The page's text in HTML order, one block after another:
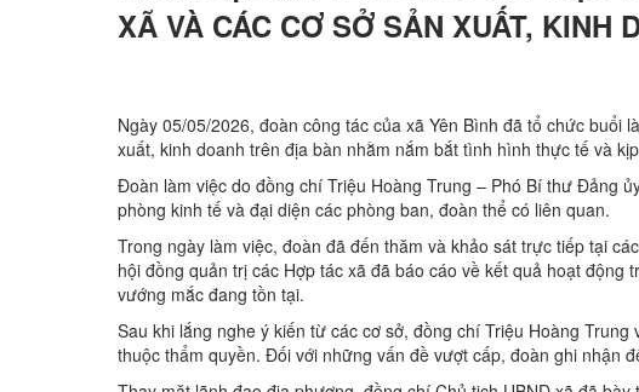
XÃ VÀ CÁC CƠ SỞ SẢN XUẤT, KINH
Ngày 05/05/2026, đoàn công tác của xã Yên Bình đã tổ chức buổi
xuất, kinh doanh trên địa bàn nhằm nắm bắt tình hình thực tế và
Đoàn làm việc do đồng chí Triệu Hoàng Trung – Phó Bí thư Đảng
phòng kinh tế và đại diện các phòng ban, đoàn thể có liên quan.
Trong ngày làm việc, đoàn đã đến thăm và khảo sát trực tiếp tại
hội đồng quản trị các Hợp tác xã đã báo cáo về kết quả hoạt
vướng mắc đang tồn tại.
Sau khi lắng nghe ý kiến từ các cơ sở, đồng chí Triệu Hoàng
thuộc thẩm quyền. Đối với những vấn đề vượt cấp, đoàn ghi nhận